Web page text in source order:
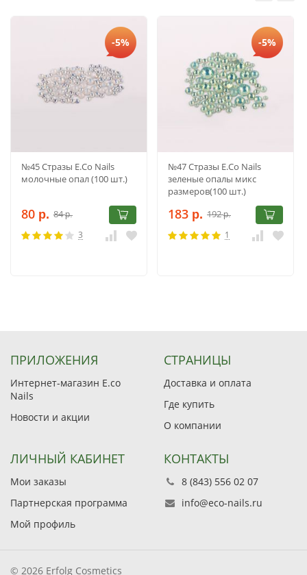
-5%
№45 Стразы E.Co Nails
молочные опал (100 шт.)
80 р. 84р.
3
-5%
№47 Стразы E.Co Nails
зеленые опалы микс
размеров(100 шт.)
183 р. 192р.
1
ПРИЛОЖЕНИЯ
Интернет-магазин E.co
Nails
Новости и акции
СТРАНИЦЫ
Доставка и оплата
Где купить
О компании
ЛИЧНЫЙ КАБИНЕТ
Мои заказы
Партнерская программа
Мой профиль
КОНТАКТЫ
8 (843) 556 02 07
info@eco-nails.ru
© 2026 Erfolg Cosmetics